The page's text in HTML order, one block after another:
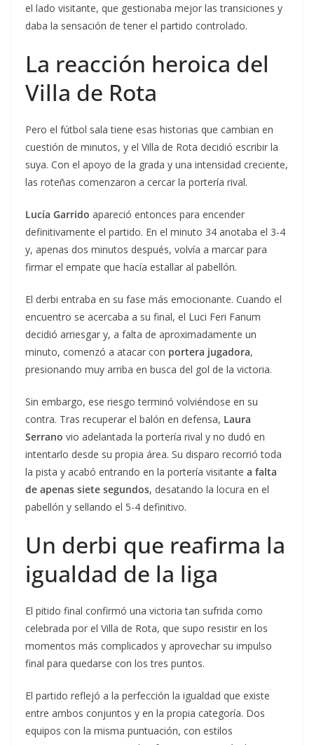
el lado visitante, que gestionaba mejor las transiciones y
daba la sensación de tener el partido controlado.
La reacción heroica del
Villa de Rota
Pero el fútbol sala tiene esas historias que cambian en
cuestión de minutos, y el Villa de Rota decidió escribir la
suya. Con el apoyo de la grada y una intensidad creciente,
las roteñas comenzaron a cercar la portería rival.
Lucía Garrido apareció entonces para encender
definitivamente el partido. En el minuto 34 anotaba el 3-4
y, apenas dos minutos después, volvía a marcar para
firmar el empate que hacía estallar al pabellón.
El derbi entraba en su fase más emocionante. Cuando el
encuentro se acercaba a su final, el Luci Feri Fanum
decidió arriesgar y, a falta de aproximadamente un
minuto, comenzó a atacar con portera jugadora,
presionando muy arriba en busca del gol de la victoria.
Sin embargo, ese riesgo terminó volviéndose en su
contra. Tras recuperar el balón en defensa, Laura
Serrano vio adelantada la portería rival y no dudó en
intentarlo desde su propia área. Su disparo recorrió toda
la pista y acabó entrando en la portería visitante a falta
de apenas siete segundos, desatando la locura en el
pabellón y sellando el 5-4 definitivo.
Un derbi que reafirma la
igualdad de la liga
El pitido final confirmó una victoria tan sufrida como
celebrada por el Villa de Rota, que supo resistir en los
momentos más complicados y aprovechar su impulso
final para quedarse con los tres puntos.
El partido reflejó a la perfección la igualdad que existe
entre ambos conjuntos y en la propia categoría. Dos
equipos con la misma puntuación, con estilos